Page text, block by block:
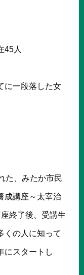
45人
に一段落した女
た、みたか市民
成講座～太宰治
終了後、受講生
くの人に知って
にスタートし